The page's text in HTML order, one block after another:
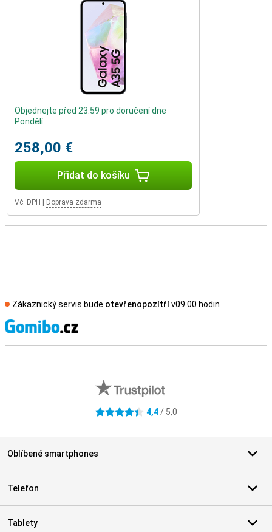
Objednejte před 23:59 pro doručení dne
Pondělí
258,00 €
Přidat do košíku
Vč. DPH | Doprava zdarma
Zákaznický servis bude otevřenopozítřív09.00 hodin
4.4 hvězdičky4,4/ 5,0
Oblíbené smartphones
Telefon
Tablety